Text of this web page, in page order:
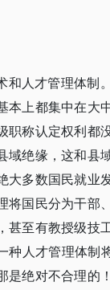
和人才管理体制
本上都集中在大
职称认定权利都
域绝缘，这和县
大多数国民就业
将国民分为干部
甚至有教授级技
种人才管理体制
是绝对不合理的